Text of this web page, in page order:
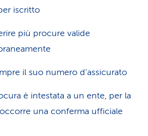
i
iscritto
più procure valide
il suo numero d’assicurato
è intestata a un ente, per la
una conferma ufficiale